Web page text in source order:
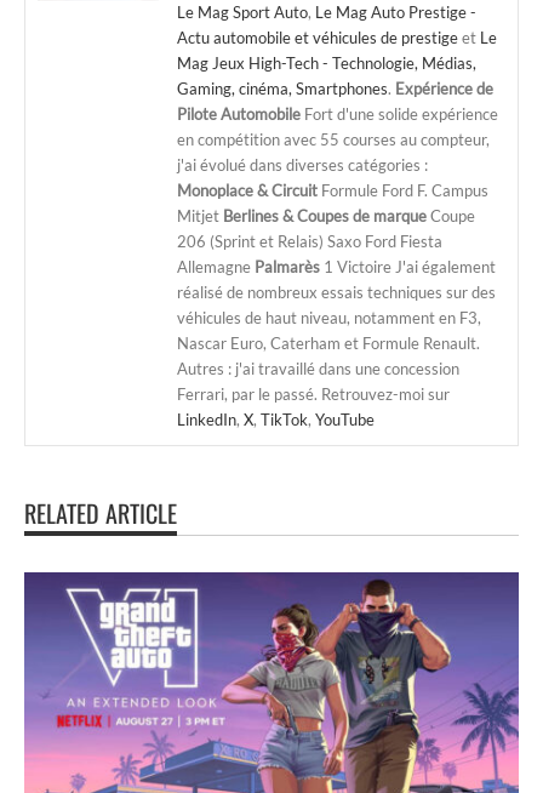
Le Mag Sport Auto, Le Mag Auto Prestige -
Actu automobile et véhicules de prestigeet Le
Mag Jeux High-Tech - Technologie, Médias,
Gaming, cinéma, Smartphones. Expérience de
Pilote Automobile Fort d'une solide expérience
en compétition avec 55 courses au compteur,
j'ai évolué dans diverses catégories :
Monoplace & Circuit Formule Ford F. Campus
Mitjet Berlines & Coupes de marqueCoupe
206 (Sprint et Relais) Saxo Ford Fiesta
Allemagne Palmarès 1 Victoire J'ai également
réalisé de nombreux essais techniques sur des
véhicules de haut niveau, notamment en F3,
Nascar Euro, Caterham et Formule Renault.
Autres : j'ai travaillé dans une concession
Ferrari, par le passé. Retrouvez-moi sur
LinkedIn, X, TikTok, YouTube
RELATED ARTICLE